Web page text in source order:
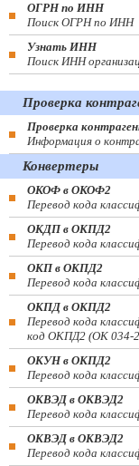
ОГРН по ИНН
Поиск ОГРН по ИНН
Узнать ИНН
Поиск ИНН
Проверка
Проверка
Информация о
Конвертеры
ОКОФ в ОКОФ2
Перевод кода
ОКДП в ОКПД2
Перевод кода
ОКП в ОКПД2
Перевод кода
ОКПД в ОКПД2
Перевод кода
код ОКПД2 (ОК 034-
ОКУН в ОКПД2
Перевод кода
ОКВЭД в ОКВЭД2
Перевод кода
ОКВЭД в ОКВЭД2
Перевод кода